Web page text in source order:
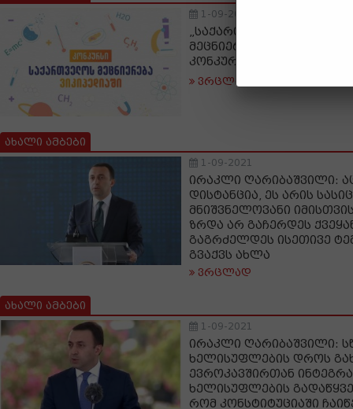
1-09-2021
„საქართველოს
მეცნიერების
კონკურსი გამოცხადდა
ვრცლად
ახალი ამბები
1-09-2021
ირაკლი ღარიბაშვილი:
დისტანცია, ეს არის
მნიშვნელოვანი
ზრდა არ გაჩერდეს
გაგრძელდეს ისეთივე
გვაქვს ახლა
ვრცლად
ახალი ამბები
1-09-2021
ირაკლი ღარიბაშვილი:
ხელისუფლების დროს
ევროკავშირთან
ხელისუფლების
რომ კონსტიტუციაში